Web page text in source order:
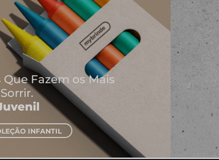
Onde Nascem As Melhores
Ideias
Cadernos e Blocos de Notas
EXPLORAR CADERNOS